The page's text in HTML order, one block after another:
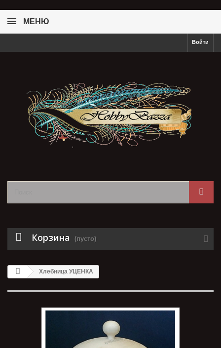
МЕНЮ
Войти
Корзина (пусто)
Хлебница УЦЕНКА